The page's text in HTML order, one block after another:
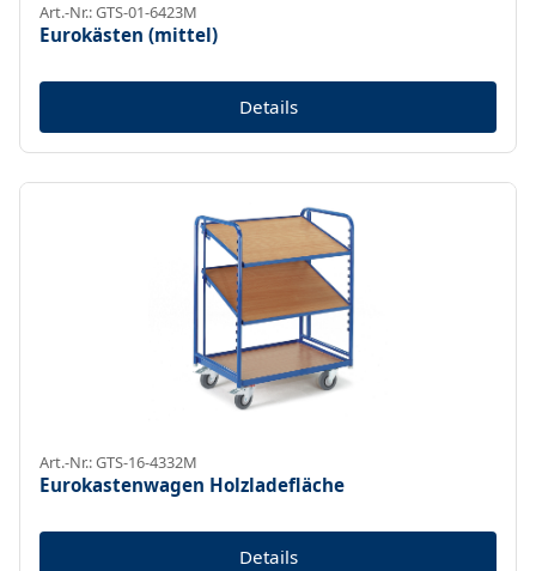
Art.-Nr.: GTS-01-6423M
Eurokästen (mittel)
Details
Art.-Nr.: GTS-16-4332M
Eurokastenwagen Holzladefläche
Details